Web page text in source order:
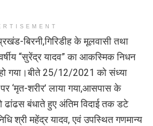
बिरनी,गिरिडीह के मूलवासी तथा
“सुरेंद्र यादव” का आकस्मिक निधन
गया।बीते 25/12/2021 को संध्या
शरीर’ लाया गया,आसपास के
बंधाते हुए अंतिम विदाई तक डटे
श्री महेंद्र यादव, एवं उपस्थित गणमान्य